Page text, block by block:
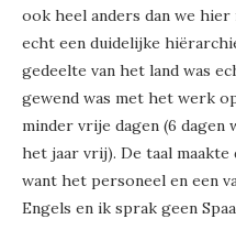
ook heel anders dan we
echt een duidelijke
gedeelte van het land was
gewend was met het werk
minder vrije dagen (6 dagen
het jaar vrij). De taal
want het personeel en een
Engels en ik sprak geen